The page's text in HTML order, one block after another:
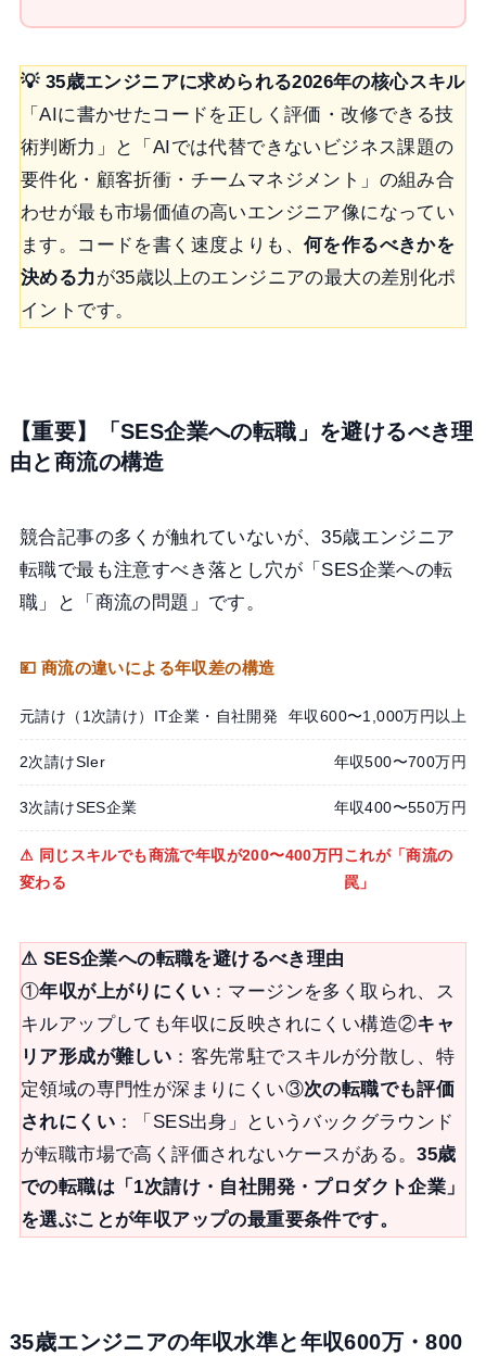
💡 35歳エンジニアに求められる2026年の核心スキル
「AIに書かせたコードを正しく評価・改修できる技
術判断力」と「AIでは代替できないビジネス課題の
要件化・顧客折衝・チームマネジメント」の組み合
わせが最も市場価値の高いエンジニア像になってい
ます。コードを書く速度よりも、 何を作るべきかを
決める力 が35歳以上のエンジニアの最大の差別化ポ
イントです。
【重要】「SES企業への転職」を避けるべき理
由と商流の構造
競合記事の多くが触れていないが、35歳エンジニア
転職で最も注意すべき落とし穴が「SES企業への転
職」と「商流の問題」です。
💴 商流の違いによる年収差の構造
元請け（1次請け）IT企業・自社開発 年収600〜1,000万円以上
2次請けSIer 年収500〜700万円
3次請けSES企業 年収400〜550万円
⚠ 同じスキルでも商流で年収が200〜400万円
変わる
これが「商流の
罠」
⚠ SES企業への転職を避けるべき理由
①年収が上がりにくい：マージンを多く取られ、ス
キルアップしても年収に反映されにくい構造②キャ
リア形成が難しい ：客先常駐でスキルが分散し、特
定領域の専門性が深まりにくい③次の転職でも評価
されにくい：「SES出身」というバックグラウンド
が転職市場で高く評価されないケースがある。35歳
での転職は「1次請け・自社開発・プロダクト企業」
を選ぶことが年収アップの最重要条件です。
35歳エンジニアの年収水準と年収600万・800